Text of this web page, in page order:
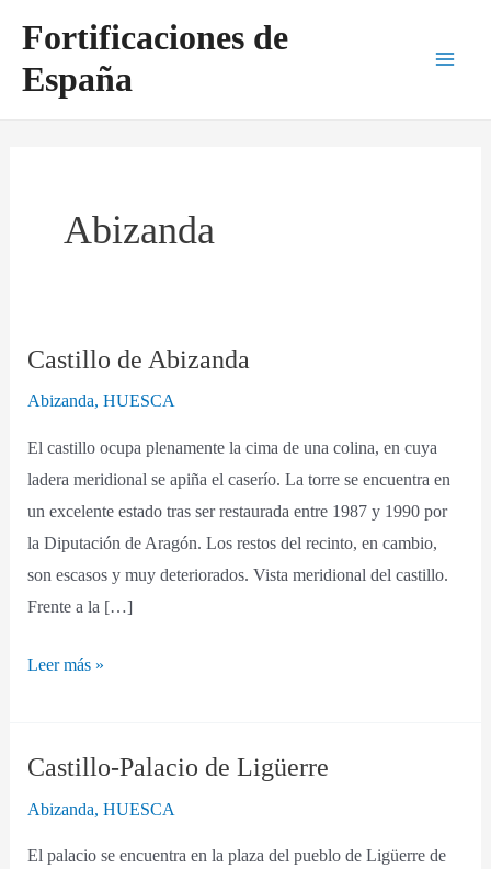
contenido
Fortificaciones de
España
Abizanda
Castillo de Abizanda
Abizanda,HUESCA
El castillo ocupa plenamente la cima de una colina, en cuya
ladera meridional se apiña el caserío. La torre se encuentra en
un excelente estado tras ser restaurada entre 1987 y 1990 por
la Diputación de Aragón. Los restos del recinto, en cambio,
son escasos y muy deteriorados. Vista meridional del castillo.
Frente a la […]
Castillo
Leer más »
Castillo-Palacio de Ligüerre
Abizanda,HUESCA
El palacio se encuentra en la plaza del pueblo de Ligüerre de
Castillo-
Ligüerre